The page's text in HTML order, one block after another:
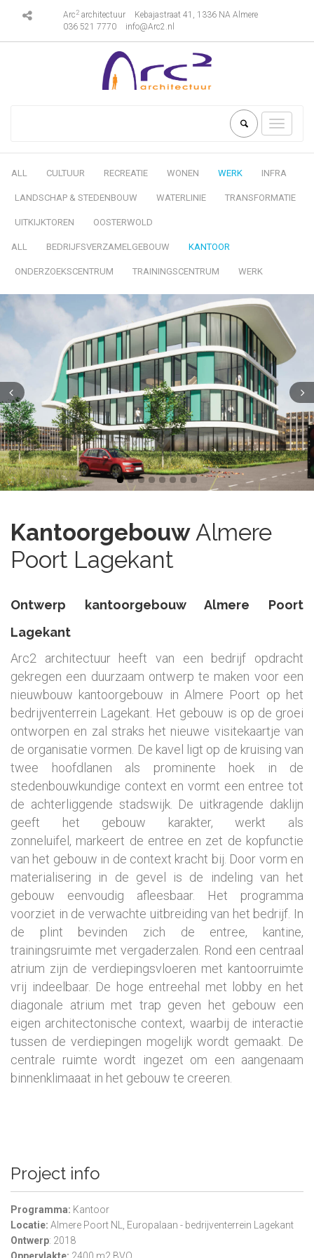
Arc 2architectuur
Kebajastraat 41, 1336 NA Almere
036 521 7770
info@Arc2.nl
Toggle
ALL CULTUUR RECREATIE WONEN WERK INFRA
LANDSCHAP & STEDENBOUW WATERLINIE TRANSFORMATIE
UITKIJKTOREN OOSTERWOLD
ALL BEDRIJFSVERZAMELGEBOUW KANTOOR
ONDERZOEKSCENTRUM TRAININGSCENTRUM WERK
KantoorgebouwAlmere
Poort Lagekant
Ontwerp kantoorgebouw Almere Poort
Lagekant
Arc2 architectuur heeft van een bedrijf opdracht
gekregen een duurzaam ontwerp te maken voor een
nieuwbouw kantoorgebouw in Almere Poort op het
bedrijventerrein Lagekant. Het gebouw is op de groei
ontworpen en zal straks het nieuwe visitekaartje van
de organisatie vormen. De kavel ligt op de kruising van
twee hoofdlanen als prominente hoek in de
stedenbouwkundige context en vormt een entree tot
de achterliggende stadswijk. De uitkragende daklijn
geeft het gebouw karakter, werkt als
zonneluifel, markeert de entree en zet de kopfunctie
van het gebouw in de context kracht bij. Door vorm en
materialisering in de gevel is de indeling van het
gebouw eenvoudig afleesbaar. Het programma
voorziet in de verwachte uitbreiding van het bedrijf. In
de plint bevinden zich de entree, kantine,
trainingsruimte met vergaderzalen. Rond een centraal
atrium zijn de verdiepingsvloeren met kantoorruimte
vrij indeelbaar. De hoge entreehal met lobby en het
diagonale atrium met trap geven het gebouw een
eigen architectonische context, waarbij de interactie
tussen de verdiepingen mogelijk wordt gemaakt. De
centrale ruimte wordt ingezet om een aangenaam
binnenklimaaat in het gebouw te creeren.
Project info
Programma: Kantoor
Locatie: Almere Poort NL, Europalaan - bedrijventerrein Lagekant
Ontwerp: 2018